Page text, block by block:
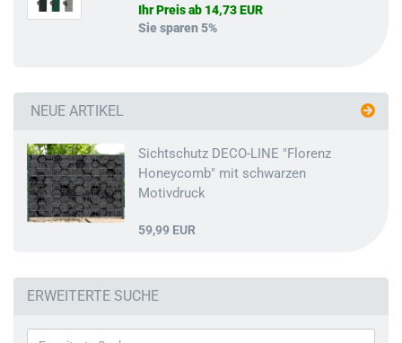
Ihr Preis ab 14,73 EUR
Sie sparen 5%
NEUE ARTIKEL
Sichtschutz DECO-LINE "Florenz
Honeycomb" mit schwarzen
Motivdruck
59,99 EUR
ERWEITERTE SUCHE